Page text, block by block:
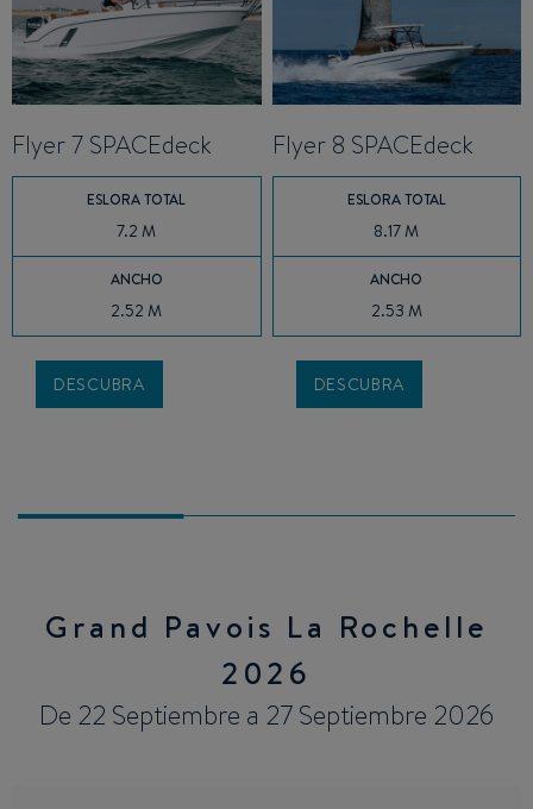
Flyer 7 SPACEdeck
ESLORA TOTAL
7.2 M
ANCHO
2.52 M
DESCUBRA
Flyer 8 SPACEdeck
ESLORA TOTAL
8.17 M
ANCHO
2.53 M
DESCUBRA
Grand Pavois La Rochelle
2026
De 22 Septiembre a 27 Septiembre 2026